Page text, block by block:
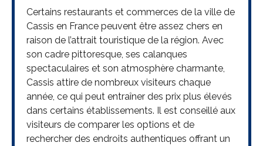
Certains restaurants et commerces de la ville de
Cassis en France peuvent être assez chers en
raison de l’attrait touristique de la région. Avec
son cadre pittoresque, ses calanques
spectaculaires et son atmosphère charmante,
Cassis attire de nombreux visiteurs chaque
année, ce qui peut entraîner des prix plus élevés
dans certains établissements. Il est conseillé aux
visiteurs de comparer les options et de
rechercher des endroits authentiques offrant un